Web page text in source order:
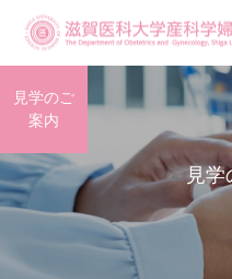
産科診療
見学
見学のご
案内